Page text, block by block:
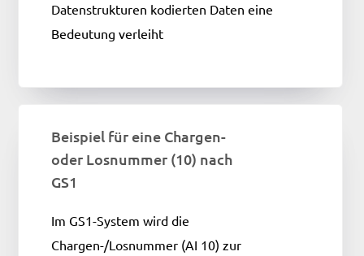
Datenstrukturen kodierten Daten eine
Bedeutung verleiht
Beispiel für eine Chargen-
oder Losnummer (10) nach
GS1
Im GS1-System wird die
Chargen-/Losnummer (AI 10) zur